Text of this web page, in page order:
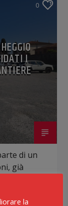
0
I
di un
già
la